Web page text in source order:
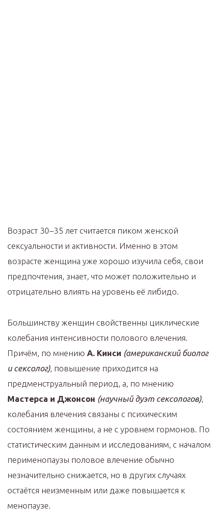
Возраст 30–35 лет считается пиком женской
сексуальности и активности. Именно в этом
возрасте женщина уже хорошо изучила себя, свои
предпочтения, знает, что может положительно и
отрицательно влиять на уровень её либидо.
Большинству женщин свойственны циклические
колебания интенсивности полового влечения.
Причём, по мнению А. Кинси (американский биолог
и сексолог), повышение приходится на
предменструальный период, а, по мнению
Мастерса и Джонсон (научный дуэт сексологов),
колебания влечения связаны с психическим
состоянием женщины, а не с уровнем гормонов. По
статистическим данным и исследованиям, с началом
перименопаузы половое влечение обычно
незначительно снижается, но в других случаях
остаётся неизменным или даже повышается к
менопаузе.